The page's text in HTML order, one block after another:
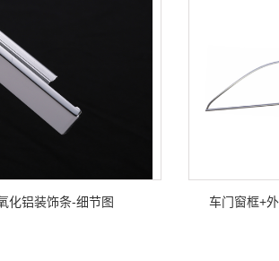
化铝装饰条-细节图 车门窗框+